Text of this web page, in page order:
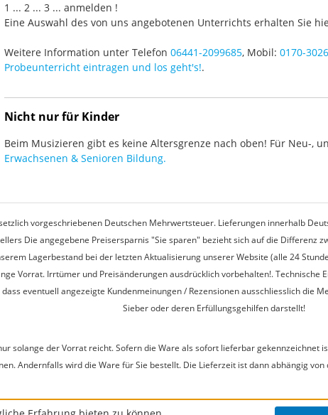
1 ... 2 ... 3 ... anmelden !
Eine Auswahl des von uns angebotenen Unterrichts erhalten Sie
Weitere Information unter Telefon 06441-2099685, Mobil: 0170-
Probeunterricht eintragen und los geht's!.
Nicht nur für Kinder
Beim Musizieren gibt es keine Altersgrenze nach oben! Für Neu-,
Erwachsenen & Senioren Bildung.
vorgeschriebenen Deutschen Mehrwertsteuer. Lieferungen innerhalb
Die angegebene Preisersparnis "Sie sparen" bezieht sich auf die Differenz
Lagerbestand bei der letzten Aktualisierung unserer Website (alle 24
Vorrat. Irrtümer und Preisänderungen ausdrücklich vorbehalten!.
eventuell angezeigte Kundenmeinungen / Rezensionen ausschliesslich die
Sieber oder deren Erfüllungsgehilfen darstellt!
solange der Vorrat reicht. Sofern die Ware als sofort lieferbar gekennzeichnet
Andernfalls wird die Ware für Sie bestellt. Die Lieferzeit ist dann abhängig